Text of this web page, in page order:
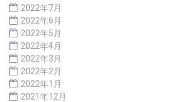
2022年7月
2022年6月
2022年5月
2022年4月
2022年3月
2022年2月
2022年1月
2021年12月